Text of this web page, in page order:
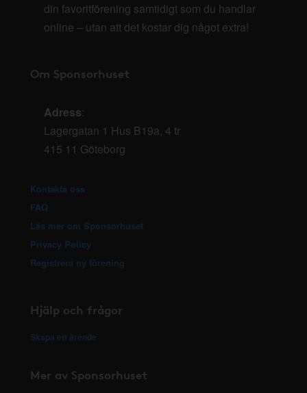
din favoritförening samtidigt som du handlar
online – utan att det kostar dig något extra!
Om Sponsorhuset
Adress:
Lagergatan 1 Hus B19a, 4 tr
415 11 Göteborg
Kontakta oss
FAQ
Läs mer om Sponsorhuset
Privacy Policy
Registrera ny förening
Hjälp och frågor
Skapa ett ärende
Mer av Sponsorhuset